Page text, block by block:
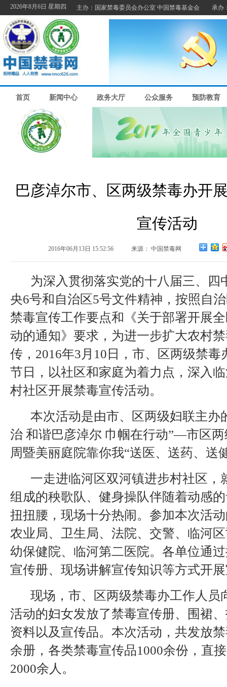
巴彦淖尔市、区两级禁毒办开
宣传活动
2016年06月13日 15:52:56 来源： 中国禁毒网
为深入贯彻落实党的十八届三、四
央6号和自治区5号文件精神，按照自
禁毒宣传工作要点和《关于部署开展
动的通知》要求，为进一步扩大农村
传，2016年3月10日，市、区两级禁毒
节日，以社区和家庭为着力点，深入
村社区开展禁毒宣传活动。
本次活动是由市、区两级妇联主办
治 和谐巴彦淖尔 巾帼在行动”—市区两
周暨美丽庭院靠你我“送医、送药、送
一走进临河区双河镇进步村社区，
组成的秧歌队、健身操队伴随着动感
扭扭腰，现场十分热闹。参加本次活
农业局、卫生局、法院、交警、临河
幼保健院、临河第二医院。各单位通
宣传册、现场讲解宣传知识等方式开
现场，市、区两级禁毒办工作人员
活动的妇女发放了禁毒宣传册、围裙
资料以及宣传品。本次活动，共发放
余册，各类禁毒宣传品1000余份，直
2000余人。